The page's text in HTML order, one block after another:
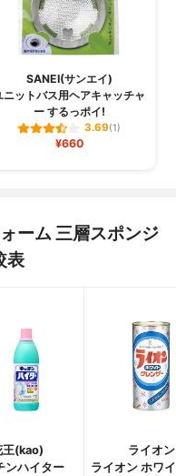
SANEI(サンエイ)
ニットバス用ヘアキャッチャ
ー するっポイ!
3.69(1)
¥660
ーム 三層スポンジ
表
王(kao)
ンハイター
ライオン
ライオン ホワ